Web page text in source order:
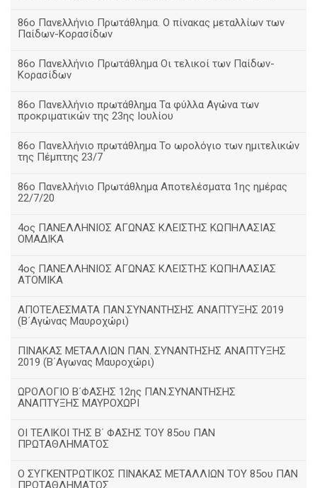
86ο Πανελλήνιο Πρωτάθλημα. Ο πίνακας μεταλλίων των
Παίδων-Κορασίδων
86ο Πανελλήνιο Πρωτάθλημα Οι τελικοί των Παίδων-
Κορασίδων
86ο Πανελλήνιο πρωτάθλημα Τα φύλλα Αγώνα των
προκριματικών της 23ης Ιουλίου
86ο Πανελλήνιο πρωτάθλημα Το ωρολόγιο των ημιτελικών
της Πέμπτης 23/7
86ο Πανελλήνιο Πρωτάθλημα Αποτελέσματα 1ης ημέρας
22/7/20
4ος ΠΑΝΕΛΛΗΝΙΟΣ ΑΓΩΝΑΣ ΚΛΕΙΣΤΗΣ ΚΩΠΗΛΑΣΙΑΣ
ΟΜΑΔΙΚΑ
4ος ΠΑΝΕΛΛΗΝΙΟΣ ΑΓΩΝΑΣ ΚΛΕΙΣΤΗΣ ΚΩΠΗΛΑΣΙΑΣ
ΑΤΟΜΙΚΑ
ΑΠΟΤΕΛΕΣΜΑΤΑ ΠΑΝ.ΣΥΝΑΝΤΗΣΗΣ ΑΝΑΠΤΥΞΗΣ 2019
(B΄Αγώνας Μαυροχώρι)
ΠΙΝΑΚΑΣ ΜΕΤΑΛΛΙΩΝ ΠΑΝ. ΣΥΝΑΝΤΗΣΗΣ ΑΝΑΠΤΥΞΗΣ
2019 (Β΄Αγωνας Μαυροχώρι)
ΩΡΟΛΟΓΙΟ Β΄ΦΑΣΗΣ 12ης ΠΑΝ.ΣΥΝΑΝΤΗΣΗΣ
ΑΝΑΠΤΥΞΗΣ ΜΑΥΡΟΧΩΡΙ
ΟΙ ΤΕΛΙΚΟΙ ΤΗΣ Β΄ ΦΑΣΗΣ ΤΟΥ 85ου ΠΑΝ
ΠΡΩΤΑΘΛΗΜΑΤΟΣ
Ο ΣΥΓΚΕΝΤΡΩΤΙΚΟΣ ΠΙΝΑΚΑΣ ΜΕΤΑΛΛΙΩΝ ΤΟΥ 85ου ΠΑΝ
ΠΡΩΤΑΘΛΗΜΑΤΟΣ